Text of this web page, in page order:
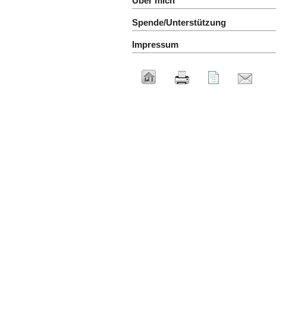
Spende/Unterstützung
Impressum